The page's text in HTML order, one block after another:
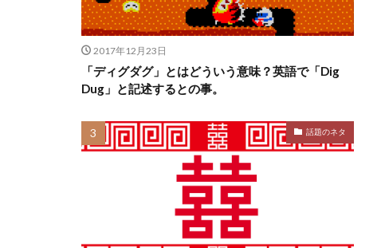
2017年12月23日
「ディグダグ」とはどういう意味？英語で「Dig
Dug」と記述するとの事。
話題のネタ